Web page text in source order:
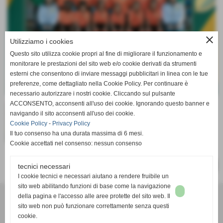
G.S.D. KLPERTUSA
P.I. 07609250019 C.F 07609250019
close
Utilizziamo i cookies
Questo sito utilizza cookie propri al fine di migliorare il funzionamento e
monitorare le prestazioni del sito web e/o cookie derivati da strumenti
esterni che consentono di inviare messaggi pubblicitari in linea con le tue
preferenze, come dettagliato nella Cookie Policy. Per continuare è
necessario autorizzare i nostri cookie. Cliccando sul pulsante
ACCONSENTO, acconsenti all'uso dei cookie. Ignorando questo banner e
navigando il sito acconsenti all'uso dei cookie.
Cookie Policy - Privacy Policy
Il tuo consenso ha una durata massima di 6 mesi.
Cookie accettati nel consenso: nessun consenso
tecnici necessari
I cookie tecnici e necessari aiutano a rendere fruibile un
sito web abilitando funzioni di base come la navigazione
della pagina e l'accesso alle aree protette del sito web. Il
sito web non può funzionare correttamente senza questi
cookie.